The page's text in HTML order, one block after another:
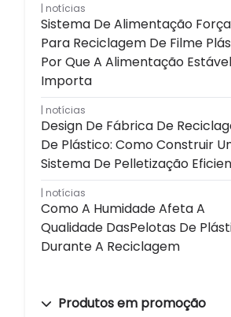
notícias
Sistema De Alimentação
Para Reciclagem De Filme
Por Que A Alimentação Estável
Importa
notícias
Design De Fábrica De
De Plástico: Como Construir
Sistema De Pelletização
notícias
Como A Humidade Afeta A
Qualidade DasPelotas De
Durante A Reciclagem
Produtos em promoção